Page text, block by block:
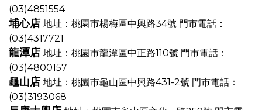
(03)4851554
埔心店 地址：桃園市楊梅區中興路34號 門市電話：
(03)4317721
龍潭店 地址：桃園市龍潭區中正路110號 門市電話：
(03)4800157
龜山店 地址：桃園市龜山區中興路431-2號 門市電話：
(03)3193068